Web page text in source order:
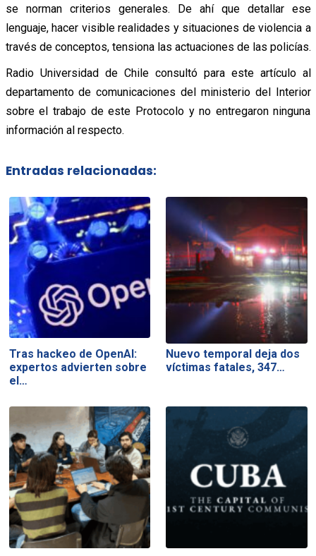
se norman criterios generales. De ahí que detallar ese
lenguaje, hacer visible realidades y situaciones de violencia a
través de conceptos, tensiona las actuaciones de las policías.
Radio Universidad de Chile consultó para este artículo al
departamento de comunicaciones del ministerio del Interior
sobre el trabajo de este Protocolo y no entregaron ninguna
información al respecto.
Entradas relacionadas:
Tras hackeo de OpenAI:
expertos advierten sobre
el…
Nuevo temporal deja dos
víctimas fatales, 347…